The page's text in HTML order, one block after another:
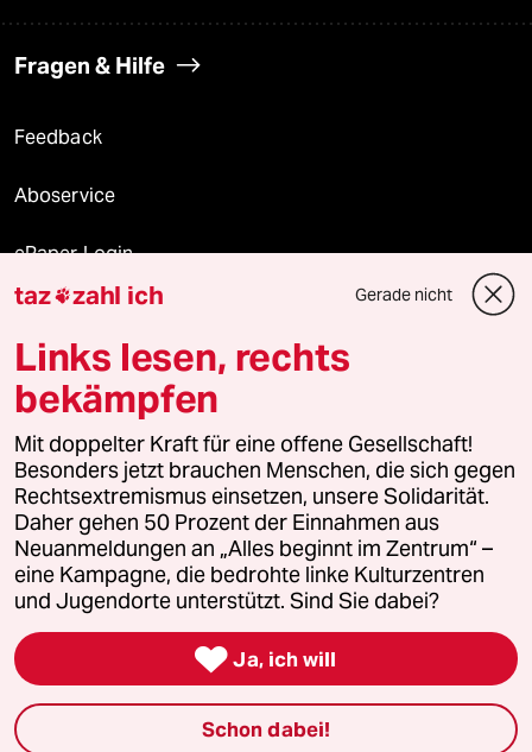
Fragen & Hilfe
Feedback
Aboservice
ePaper Login
Downloads für Abonnierende
© 2026 taz Verlags und Vertriebs GmbH
Alle Rechte vorbehalten. Bei rechtlichen Fragen oder für Genehmigungen
wenden Sie sich bitte an
lizenzen@taz.de
Feedback Redaktionsstatut Kommune-Richtlinien
Leitlinie Informant Datenschutz Impressum AGB
Seitenwende Einwilligungen widerrufen (Ads)
taz zahl ich Gerade nicht
Links lesen, rechts
bekämpfen
Mit doppelter Kraft für eine offene Gesellschaft!
Besonders jetzt brauchen Menschen, die sich gegen
Rechtsextremismus einsetzen, unsere Solidarität.
Daher gehen 50 Prozent der Einnahmen aus
Neuanmeldungen an „Alles beginnt im Zentrum“ –
eine Kampagne, die bedrohte linke Kulturzentren
und Jugendorte unterstützt. Sind Sie dabei?
 Ja, ich will
Schon dabei!